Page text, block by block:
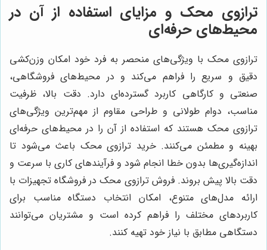
ترازوی محک و مزایای استفاده از آن در
محیط‌های حرفه‌ای
ترازوی محک با ویژگی‌های منحصر به فرد خود امکان وزن‌کشی
دقیق و سریع را فراهم می‌کند و در محیط‌های فروشگاهی،
صنعتی و کارگاهی کاربرد گسترده‌ای دارد. دقت بالا، ظرفیت
مناسب، دوام طولانی و طراحی مقاوم از مهم‌ترین ویژگی‌های
ترازوی محک هستند که استفاده از آن را در محیط‌های حرفه‌ای
بهینه و مطمئن می‌کنند. خرید ترازوی محک باعث می‌شود تا
اندازه‌گیری‌ها بدون خطا انجام شود و فرآیندهای کاری با سرعت و
دقت بالا پیش بروند. فروش ترازوی محک در فروشگاه تجهیزات با
ارائه مدل‌های متنوع، امکان انتخاب دستگاه مناسب برای
کاربردهای مختلف را فراهم کرده است و مشتریان می‌توانند
دستگاهی مطابق با نیاز خود تهیه کنند.